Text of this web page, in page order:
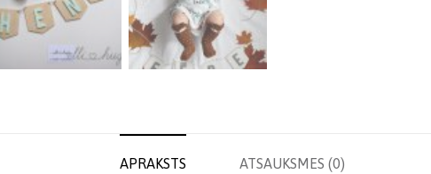
APRAKSTS ATSAUKSMES (0)